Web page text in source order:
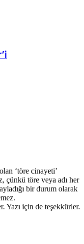
‘töre cinayeti’
çünkü töre veya adı her
bir durum olarak
Yazı için de teşekkürler.